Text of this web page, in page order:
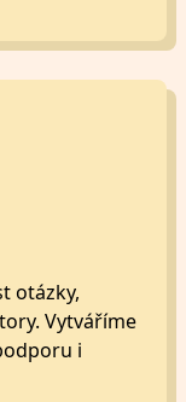
otázky,
Vytváříme
i